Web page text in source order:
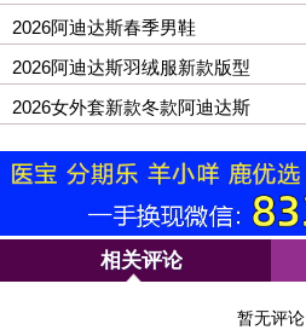
2026阿迪达斯春季男鞋
2026阿迪达斯羽绒服新款版型
2026女外套新款冬款阿迪达斯
相关评论
暂无评论